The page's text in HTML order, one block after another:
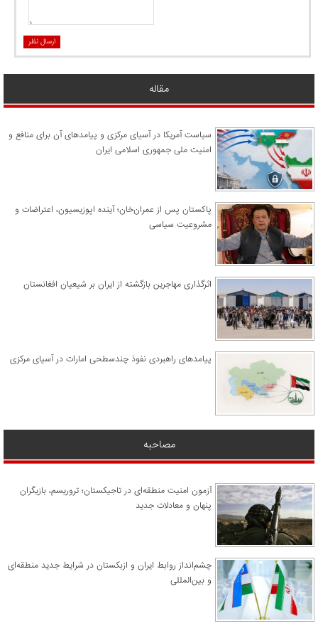
ارسال نظر
مقاله
سیاست آمریکا در آسیای مرکزی و پیامدهای آن برای منافع و
امنیت ملی جمهوری اسلامی ایران
پاکستان پس از عمران‌خان؛ آینده اپوزیسیون، اعتراضات و
مشروعیت سیاسی
اثرگذاری مهاجرین بازگشته از ایران بر شیعیان افغانستان
پیامدهای راهبردی نفوذ چندسطحی امارات در آسیای مرکزی
مصاحبه
آزمون امنیت منطقه‌ای در تاجیکستان؛ تروریسم، بازیگران
پنهان و معادلات جدید
چشم‌انداز روابط ایران و ازبکستان در شرایط جدید منطقه‌ای
و بین‌المللی